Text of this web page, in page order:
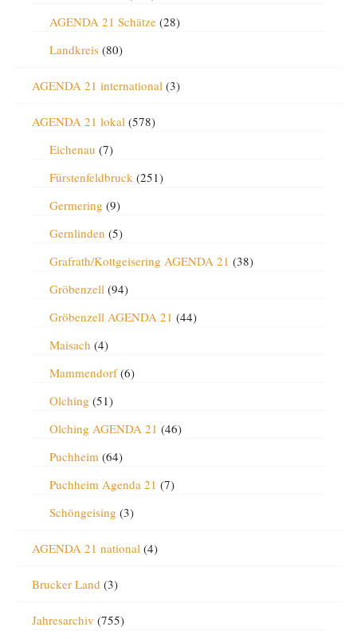
AGENDA 21 Schätze(28)
Landkreis(80)
AGENDA 21 international(3)
AGENDA 21 lokal(578)
Eichenau (7)
Fürstenfeldbruck(251)
Germering (9)
Gernlinden (5)
Grafrath/Kottgeisering AGENDA 21 (38)
Gröbenzell(94)
Gröbenzell AGENDA 21 (44)
Maisach (4)
Mammendorf(6)
Olching (51)
Olching AGENDA 21 (46)
Puchheim(64)
Puchheim Agenda 21 (7)
Schöngeising (3)
AGENDA 21 national(4)
Brucker Land (3)
Jahresarchiv (755)